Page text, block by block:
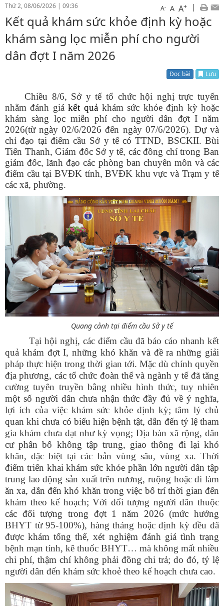
Thứ 2, 08/06/2026 | 09:36 A- A A+ |
Kết quả khám sức khỏe định kỳ hoặc
khám sàng lọc miễn phí cho người
dân đợt I năm 2026
Đọc bài Lưu
Chiều 8/6, Sở y tế tổ chức hội nghị trực tuyến
nhằm đánh giákết quảkhám sức khỏeđịnh kỳ hoặc
khám sàng lọc miễn phí cho người dân đợt Inăm
2026(từ ngày 02/6/2026 đến ngày 07/6/2026). Dự và
chỉ đạo tại điểm cầu Sở y tế có TTND, BSCKII. Bùi
Tiến Thanh, Giám đốc Sở y tế, các đồng chí trong Ban
giám đốc, lãnh đạo các phòng ban chuyên môn và các
điểm cầu tại BVĐK tỉnh, BVĐK khu vực và Trạm y tế
các xã, phường.
Quang cảnh tại điểm cầu Sở y tế
Tại hội nghị, các điểm cầu đã báo cáo nhanh kết
quả khám đợt I, những khó khăn và đề ra những giải
pháp thực hiện trong thời gian tới. Mặc dù chính quyền
địa phương, các tổ chức đoàn thể và ngành y tế đã tăng
cường tuyên truyền bằng nhiều hình thức, tuy nhiên
một số người dân chưa nhận thức đầy đủ về ý nghĩa,
lợi ích của việc khám sức khỏe định kỳ; tâm lý chủ
quan khi chưa có biểu hiện bệnh tật, dẫn đến tỷ lệ tham
gia khám chưa đạt như kỳ vọng; Địa bàn xã rộng, dân
cư phân bố không tập trung, giao thông đi lại khó
khăn, đặc biệt tại các bản vùng sâu, vùng xa. Thời
điểm triển khai khám sức khỏe phần lớn người dân tập
trung lao động sản xuất trên nương, ruộng hoặc đi làm
ăn xa, dẫn đến khó khăn trong việc bố trí thời gian đến
khám theo kế hoạch; Với đối tượng người dân thuộc
các đối tượng trong đợt 1 năm 2026 (mức hưởng
BHYT từ 95-100%), hàng tháng hoặc định kỳ đều đã
được khám tổng thể, xét nghiệm đánh giá tình trạng
bệnh mạn tính, kê thuốc BHYT… mà không mất nhiều
chi phí, thậm chí không phải đồng chi trả; do đó, tỷ lệ
người dân đến khám sức khoẻ theo kế hoạch chưa cao.